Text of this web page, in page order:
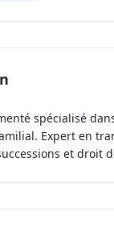
spécialisé
Expert en
et droit